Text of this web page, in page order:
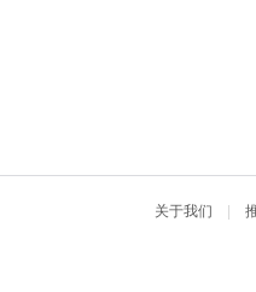
关于我们